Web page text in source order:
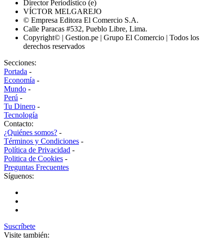
Director Periodístico (e)
VÍCTOR MELGAREJO
© Empresa Editora El Comercio S.A.
Calle Paracas #532, Pueblo Libre, Lima.
Copyright© | Gestion.pe | Grupo El Comercio | Todos los
derechos reservados
Secciones:
Portada -
Economía -
Mundo -
Perú -
Tu Dinero -
Tecnología
Contacto:
¿Quiénes somos? -
Términos y Condiciones -
Política de Privacidad -
Politica de Cookies -
Preguntas Frecuentes
Síguenos:
Suscríbete
Visite también: